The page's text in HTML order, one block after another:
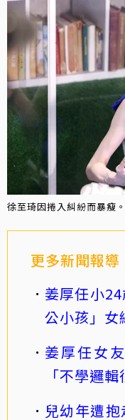
徐至琦因捲入糾紛而暴瘦
更多新聞報導
姜厚任小
公小孩」女
姜厚任女
「不學邏
兒幼年遭